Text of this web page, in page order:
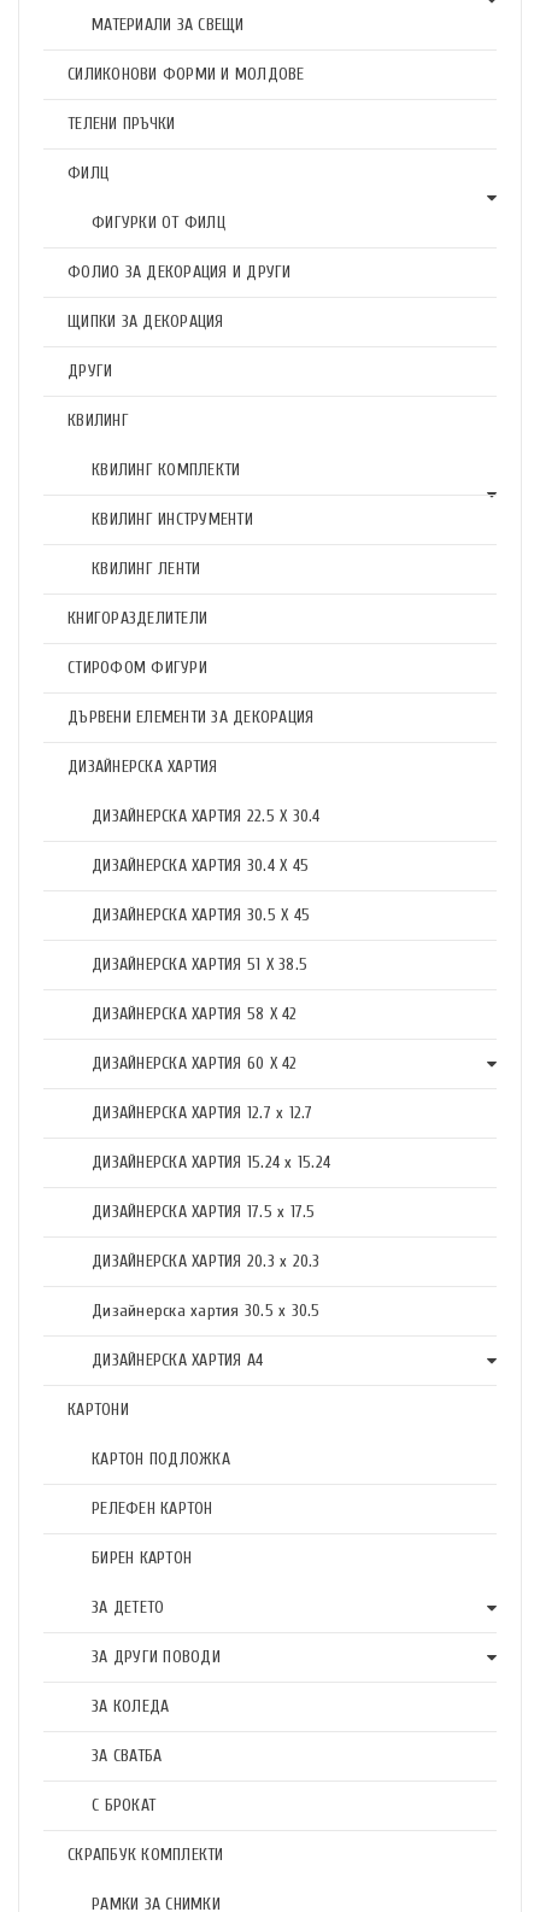
МАТЕРИАЛИ ЗА СВЕЩИ
СИЛИКОНОВИ ФОРМИ И МОЛДОВЕ
ТЕЛЕНИ ПРЪЧКИ
ФИЛЦ
ФИГУРКИ ОТ ФИЛЦ
ФОЛИО ЗА ДЕКОРАЦИЯ И ДРУГИ
ЩИПКИ ЗА ДЕКОРАЦИЯ
ДРУГИ
КВИЛИНГ
КВИЛИНГ КОМПЛЕКТИ
КВИЛИНГ ИНСТРУМЕНТИ
КВИЛИНГ ЛЕНТИ
КНИГОРАЗДЕЛИТЕЛИ
СТИРОФОМ ФИГУРИ
ДЪРВЕНИ ЕЛЕМЕНТИ ЗА ДЕКОРАЦИЯ
ДИЗАЙНЕРСКА ХАРТИЯ
ДИЗАЙНЕРСКА ХАРТИЯ 22.5 X 30.4
ДИЗАЙНЕРСКА ХАРТИЯ 30.4 X 45
ДИЗАЙНЕРСКА ХАРТИЯ 30.5 X 45
ДИЗАЙНЕРСКА ХАРТИЯ 51 X 38.5
ДИЗАЙНЕРСКА ХАРТИЯ 58 X 42
ДИЗАЙНЕРСКА ХАРТИЯ 60 X 42
ДИЗАЙНЕРСКА ХАРТИЯ 12.7 x 12.7
ДИЗАЙНЕРСКА ХАРТИЯ 15.24 x 15.24
ДИЗАЙНЕРСКА ХАРТИЯ 17.5 х 17.5
ДИЗАЙНЕРСКА ХАРТИЯ 20.3 х 20.3
Дизайнерска хартия 30.5 х 30.5
ДИЗАЙНЕРСКА ХАРТИЯ А4
КАРТОНИ
КАРТОН ПОДЛОЖКА
РЕЛЕФЕН КАРТОН
БИРЕН КАРТОН
ЗА ДЕТЕТО
ЗА ДРУГИ ПОВОДИ
ЗА КОЛЕДА
ЗА СВАТБА
С БРОКАТ
СКРАПБУК КОМПЛЕКТИ
РАМКИ ЗА СНИМКИ